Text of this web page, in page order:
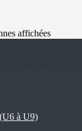
affichées
à U9)